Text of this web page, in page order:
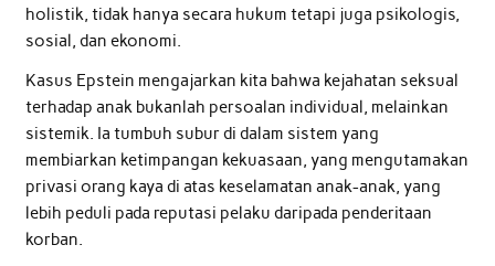
holistik, tidak hanya secara hukum tetapi juga psikologis,
sosial, dan ekonomi.
Kasus Epstein mengajarkan kita bahwa kejahatan seksual
terhadap anak bukanlah persoalan individual, melainkan
sistemik. Ia tumbuh subur di dalam sistem yang
membiarkan ketimpangan kekuasaan, yang mengutamakan
privasi orang kaya di atas keselamatan anak-anak, yang
lebih peduli pada reputasi pelaku daripada penderitaan
korban.